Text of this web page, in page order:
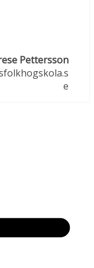
Pettersson
e